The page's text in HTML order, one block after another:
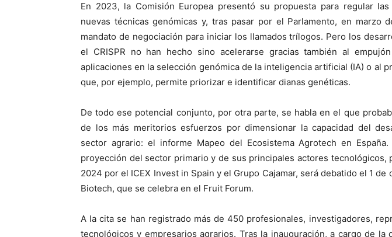
En 2023, la Comisión Europea presentó su propuesta para regular
nuevas técnicas genómicas y, tras pasar por el Parlamento, en marzo
mandato de negociación para iniciar los llamados trílogos. Pero los
el CRISPR no han hecho sino acelerarse gracias también al
aplicaciones en la selección genómica de la inteligencia artificial (IA) o al
que, por ejemplo, permite priorizar e identificar dianas genéticas.
De todo ese potencial conjunto, por otra parte, se habla en el que
de los más meritorios esfuerzos por dimensionar la capacidad del
sector agrario: el informe Mapeo del Ecosistema Agrotech en
proyección del sector primario y de sus principales actores tecnológicos,
2024 por el ICEX Invest in Spain y el Grupo Cajamar, será debatido el 1
Biotech, que se celebra en el Fruit Forum.
A la cita se han registrado más de 450 profesionales, investigadores,
tecnológicos y empresarios agrarios. Tras la inauguración, a cargo de la